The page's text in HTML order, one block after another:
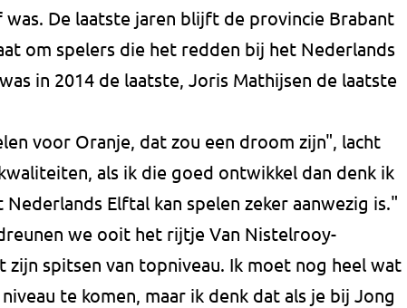
De laatste jaren blijft de provincie Brabant
om spelers die het redden bij het Nederlands
in 2014 de laatste, Joris Mathijsen de laatste
voor Oranje, dat zou een droom zijn", lacht
als ik die goed ontwikkel dan denk ik
Elftal kan spelen zeker aanwezig is."
we ooit het rijtje Van Nistelrooy-
zijn spitsen van topniveau. Ik moet nog heel wat
te komen, maar ik denk dat als je bij Jong